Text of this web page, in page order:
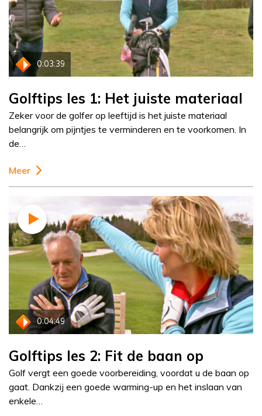
0:03:39
Golftips les 1: Het juiste materiaal
Zeker voor de golfer op leeftijd is het juiste materiaal
belangrijk om pijntjes te verminderen en te voorkomen. In
de…
Meer
0:04:49
Golftips les 2: Fit de baan op
Golf vergt een goede voorbereiding, voordat u de baan op
gaat. Dankzij een goede warming-up en het inslaan van
enkele…